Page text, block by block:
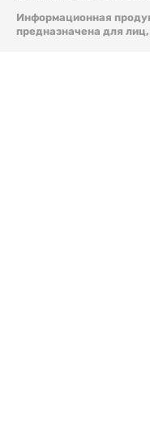
Информационная
предназначена для